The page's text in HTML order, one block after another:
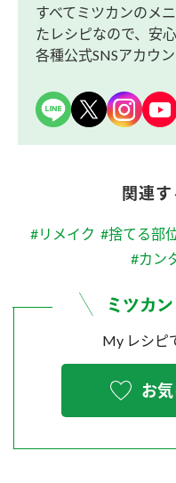
すべてミツカンのメ
たレシピなので、安
各種公式SNSアカウン
関連
#リメイク #捨てる部
#カン
My レシピ
お